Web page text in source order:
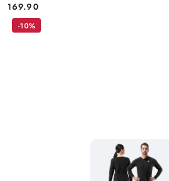
Cena:
169.90
-10%